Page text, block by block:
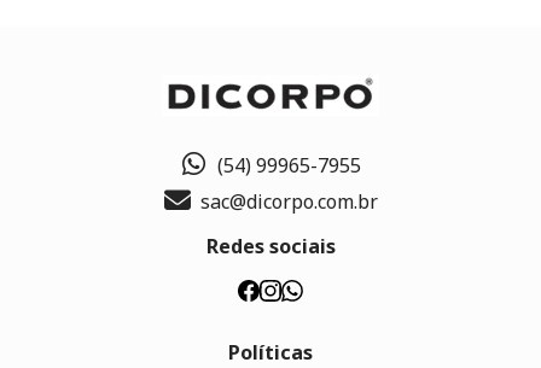
(54) 99965-7955
sac@dicorpo.com.br
Redes sociais
Políticas